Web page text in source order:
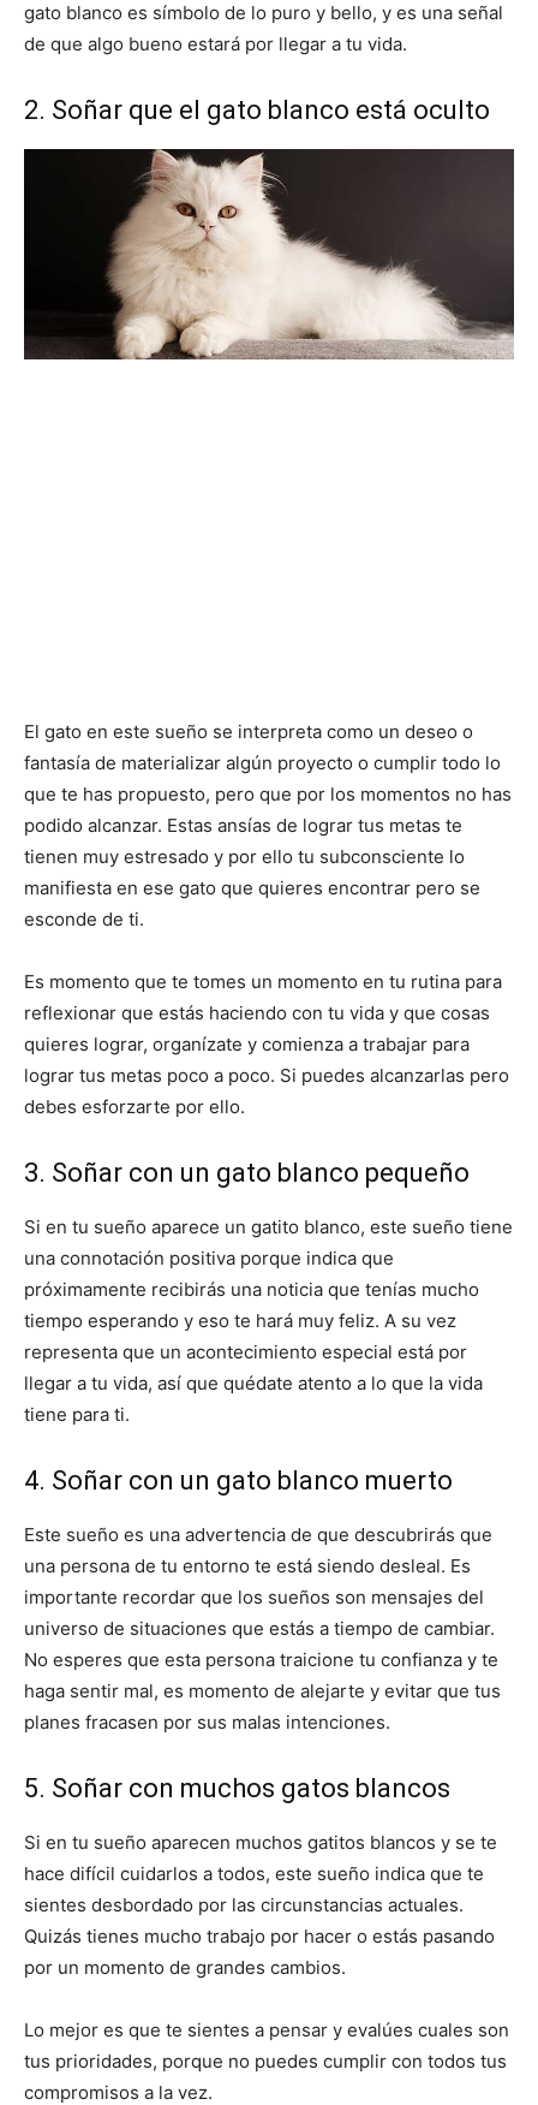
gato blanco es símbolo de lo puro y bello, y es una señal
de que algo bueno estará por llegar a tu vida.
2. Soñar que el gato blanco está oculto
El gato en este sueño se interpreta como un deseo o
fantasía de materializar algún proyecto o cumplir todo lo
que te has propuesto, pero que por los momentos no has
podido alcanzar. Estas ansías de lograr tus metas te
tienen muy estresado y por ello tu subconsciente lo
manifiesta en ese gato que quieres encontrar pero se
esconde de ti.
Es momento que te tomes un momento en tu rutina para
reflexionar que estás haciendo con tu vida y que cosas
quieres lograr, organízate y comienza a trabajar para
lograr tus metas poco a poco. Si puedes alcanzarlas pero
debes esforzarte por ello.
3. Soñar con un gato blanco pequeño
Si en tu sueño aparece un gatito blanco, este sueño tiene
una connotación positiva porque indica que
próximamente recibirás una noticia que tenías mucho
tiempo esperando y eso te hará muy feliz. A su vez
representa que un acontecimiento especial está por
llegar a tu vida, así que quédate atento a lo que la vida
tiene para ti.
4. Soñar con un gato blanco muerto
Este sueño es una advertencia de que descubrirás que
una persona de tu entorno te está siendo desleal. Es
importante recordar que los sueños son mensajes del
universo de situaciones que estás a tiempo de cambiar.
No esperes que esta persona traicione tu confianza y te
haga sentir mal, es momento de alejarte y evitar que tus
planes fracasen por sus malas intenciones.
5. Soñar con muchos gatos blancos
Si en tu sueño aparecen muchos gatitos blancos y se te
hace difícil cuidarlos a todos, este sueño indica que te
sientes desbordado por las circunstancias actuales.
Quizás tienes mucho trabajo por hacer o estás pasando
por un momento de grandes cambios.
Lo mejor es que te sientes a pensar y evalúes cuales son
tus prioridades, porque no puedes cumplir con todos tus
compromisos a la vez.